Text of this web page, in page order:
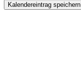
Kalendereintrag speichern